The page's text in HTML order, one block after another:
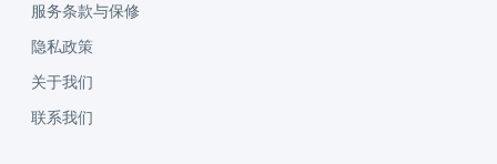
服务条款与保修
隐私政策
关于我们
联系我们